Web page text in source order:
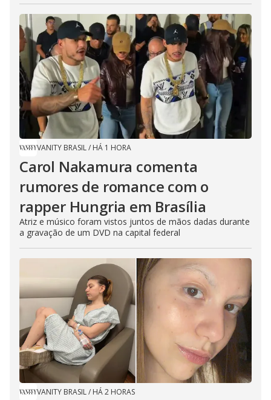
VANITY BRASIL/ HÁ 1 HORA
Carol Nakamura comenta
rumores de romance com o
rapper Hungria em Brasília
Atriz e músico foram vistos juntos de mãos dadas durante
a gravação de um DVD na capital federal
VANITY BRASIL/ HÁ 2 HORAS